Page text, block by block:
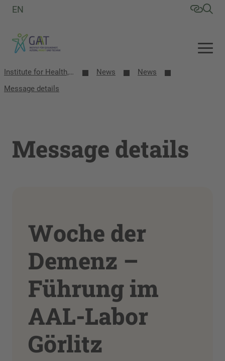
EN
Institute for Health, Aging, Work and Technology (GAT) News
News
Message details
Message details
Woche der
Demenz –
Führung im
AAL-Labor
Görlitz